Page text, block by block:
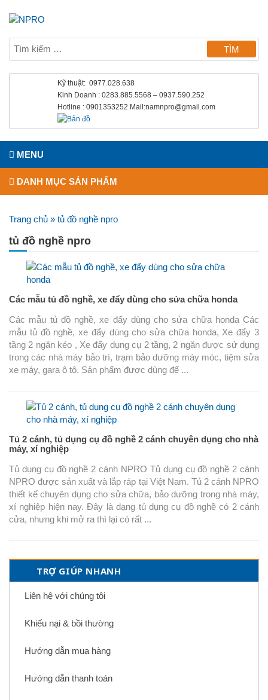
Kỹ thuật: 0977.028.638
Kinh Doanh : 0283.885.5568 – 0937.590.252
Hotline : 0901353252 Mail:namnpro@gmail.com
MENU
DANH MỤC SẢN PHẨM
Trang chủ » tủ đồ nghề npro
tủ đồ nghề npro
Các mẫu tủ đồ nghề, xe đẩy dùng cho sửa chữa honda
Các mẫu tủ đồ nghề, xe đẩy dùng cho sửa chữa honda Các
mẫu tủ đồ nghề, xe đẩy dùng cho sửa chữa honda, Xe đẩy 3
tầng 2 ngăn kéo , Xe đẩy dụng cụ 2 tầng, 2 ngăn được sử dụng
trong các nhà máy bảo trì, trạm bảo dưỡng máy móc, tiệm sửa
xe máy, gara ô tô. Sản phẩm được dùng để ...
Tủ 2 cánh, tủ dụng cụ đồ nghề 2 cánh chuyên dụng cho nhà
máy, xí nghiệp
Tủ dụng cụ đồ nghề 2 cánh NPRO Tủ dụng cụ đồ nghề 2 cánh
NPRO được sản xuất và lắp ráp tại Việt Nam. Tủ 2 cánh NPRO
thiết kế chuyên dụng cho sửa chữa, bảo dưỡng trong nhà máy,
xí nghiệp hiện nay. Đây là dạng tủ dụng cụ đồ nghề có 2 cánh
cửa, nhưng khi mở ra thì lại có rất ...
TRỢ GIÚP NHANH
Liên hệ với chúng tôi
Khiếu nại & bồi thường
Hướng dẫn mua hàng
Hướng dẫn thanh toán